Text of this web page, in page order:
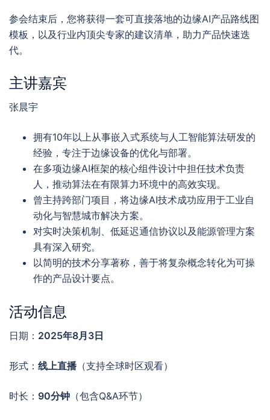
参会结束后，您将获得一套可直接落地的边缘AI产品路线图
模板，以及行业内顶尖专家的建议清单，助力产品快速迭
代。
主讲嘉宾
张晨宇
拥有10年以上从事嵌入式系统与人工智能算法研发的
经验，专注于边缘设备的优化与部署。
在多项边缘AI框架的核心组件设计中担任技术负责
人，推动算法在有限算力环境中的高效实现。
曾主持跨部门项目，将边缘AI技术成功应用于工业自
动化与智慧城市解决方案。
对实时决策机制、低延迟通信协议以及能源管理方案
具有深入研究。
以简明的技术分享著称，善于将复杂概念转化为可操
作的产品设计要点。
活动信息
日期： 2025年8月3日
形式： 线上直播 （支持全球时区观看）
时长： 90分钟 （包含Q&A环节）